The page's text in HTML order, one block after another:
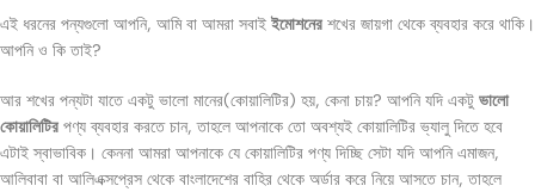
এই ধরনের পন্যগুলো আপনি, আমি বা আমরা সবাই ইমোশনের শখের জায়গা থেকে ব্যবহার করে থাকি।
আপনি ও কি তাই?
আর শখের পন্যটা যাতে একটু ভালো মানের(কোয়ালিটির) হয়, কেনা চায়? আপনি যদি একটু ভালো
কোয়ালিটির পণ্য ব্যবহার করতে চান, তাহলে আপনাকে তো অবশ্যই কোয়ালিটির ভ্যালু দিতে হবে
এটাই স্বাভাবিক। কেননা আমরা আপনাকে যে কোয়ালিটির পণ্য দিচ্ছি সেটা যদি আপনি এমাজন,
আলিবাবা বা আলিএক্সপ্রেস থেকে বাংলাদেশের বাহির থেকে অর্ডার করে নিয়ে আসতে চান, তাহলে